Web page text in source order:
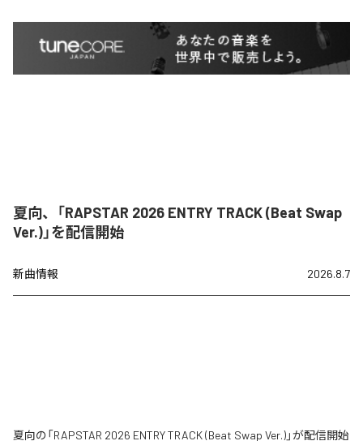
夏向、「RAPSTAR 2026 ENTRY TRACK (Beat Swap
Ver.)」を配信開始
新曲情報 2026.8.7
夏向の「RAPSTAR 2026 ENTRY TRACK (Beat Swap Ver.)」が配信開始